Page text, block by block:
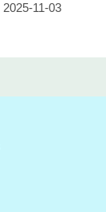
2025-11-03